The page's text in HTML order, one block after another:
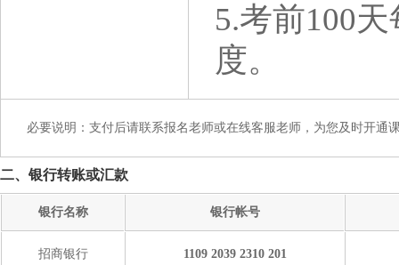
5.考前100
度。
必要说明：支付后请联系报名老师或在线客服老师，为您及时开通
二、银行转账或汇款
银行名称 银行帐号
招商银行 1109 2039 2310 201